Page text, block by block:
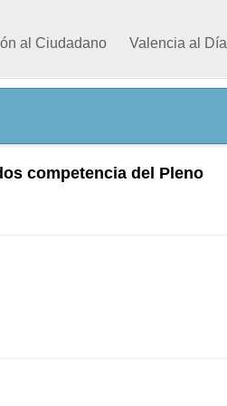
al Ciudadano Valencia al Día
competencia del Pleno